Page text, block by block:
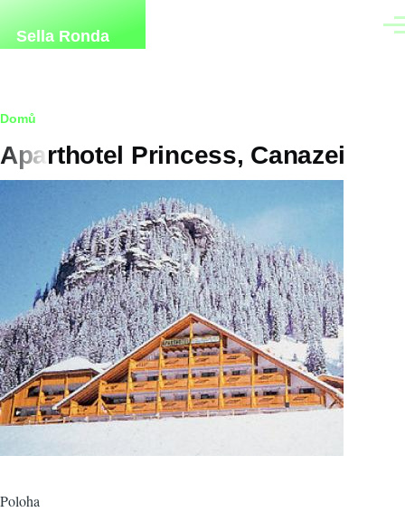
Sella Ronda
Drobečková
navigace
Domů
Aparthotel Princess, Canazei
Poloha